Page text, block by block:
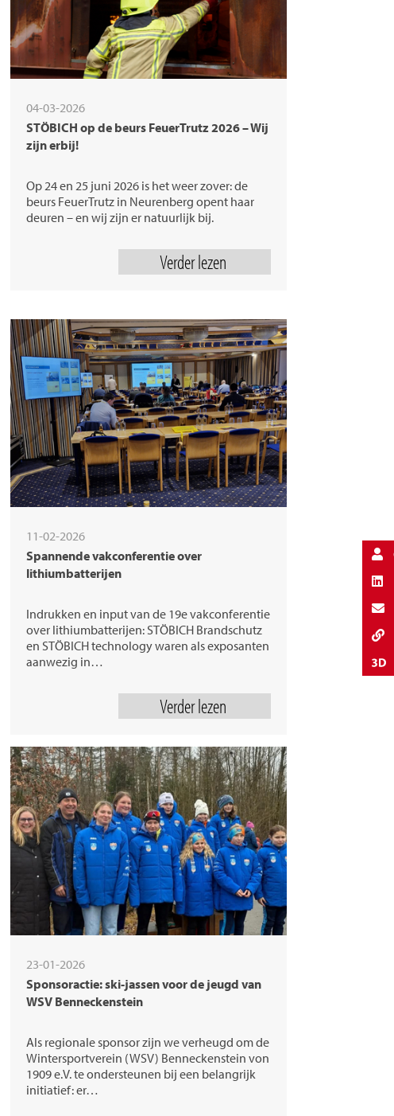
04-03-2026
STÖBICH op de beurs FeuerTrutz 2026 – Wij
zijn erbij!
Op 24 en 25 juni 2026 is het weer zover: de
beurs FeuerTrutz in Neurenberg opent haar
deuren – en wij zijn er natuurlijk bij.
Verder lezen
11-02-2026
Spannende vakconferentie over
lithiumbatterijen
Indrukken en input van de 19e vakconferentie
over lithiumbatterijen: STÖBICH Brandschutz
en STÖBICH technology waren als exposanten
aanwezig in…
Verder lezen
23-01-2026
Sponsoractie: ski-jassen voor de jeugd van
WSV Benneckenstein
Als regionale sponsor zijn we verheugd om de
Wintersportverein (WSV) Benneckenstein von
1909 e.V. te ondersteunen bij een belangrijk
initiatief: er…